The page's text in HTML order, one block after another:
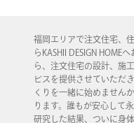
福岡エリアで注文住宅、
らKASHII DESIGN HOME
ら、注文住宅の設計、施
ビスを提供させていただ
くりを一緒に始めません
ります。誰もが安心して
研究した結果、ついに身